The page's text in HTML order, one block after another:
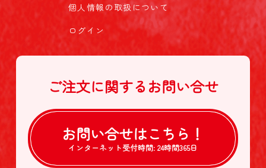
個人情報の取扱について
ログイン
ご注文に関する お問い合せ
お問い合せはこちら！
インターネット受付時間: 24時間365日